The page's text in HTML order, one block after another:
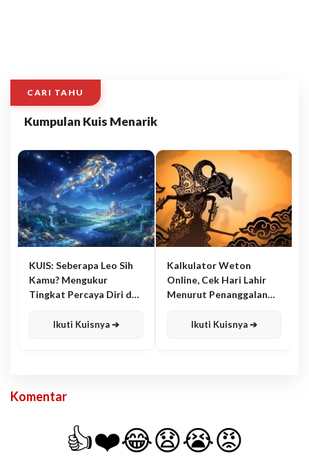
CARI TAHU
Kumpulan Kuis Menarik
KUIS: Seberapa Leo Sih
Kamu? Mengukur
Tingkat Percaya Diri dan
Ikuti Kuisnya ➔
Kalkulator Weton
Online, Cek Hari Lahir
Menurut Penanggalan
Ikuti Kuisnya ➔
Komentar
👍❤️😂😧😭😡